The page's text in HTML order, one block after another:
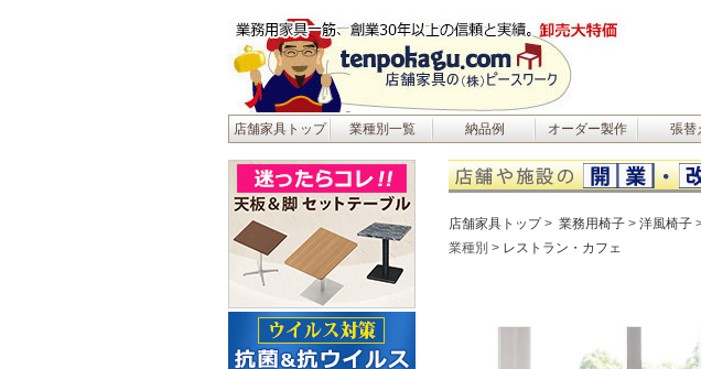
店舗家具トップ 業種別一覧 納品例 オーダー製作 張替
店舗家具トップ 業務用椅子 洋風椅子
業種別
レストラン・カフェ